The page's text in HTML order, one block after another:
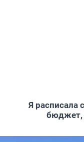
Я расписала
бюджет,